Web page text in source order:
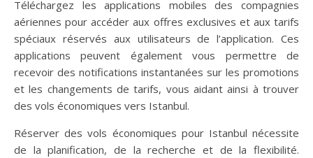
Téléchargez les applications mobiles des compagnies
aériennes pour accéder aux offres exclusives et aux tarifs
spéciaux réservés aux utilisateurs de l’application. Ces
applications peuvent également vous permettre de
recevoir des notifications instantanées sur les promotions
et les changements de tarifs, vous aidant ainsi à trouver
des vols économiques vers Istanbul.
Réserver des vols économiques pour Istanbul nécessite
de la planification, de la recherche et de la flexibilité.